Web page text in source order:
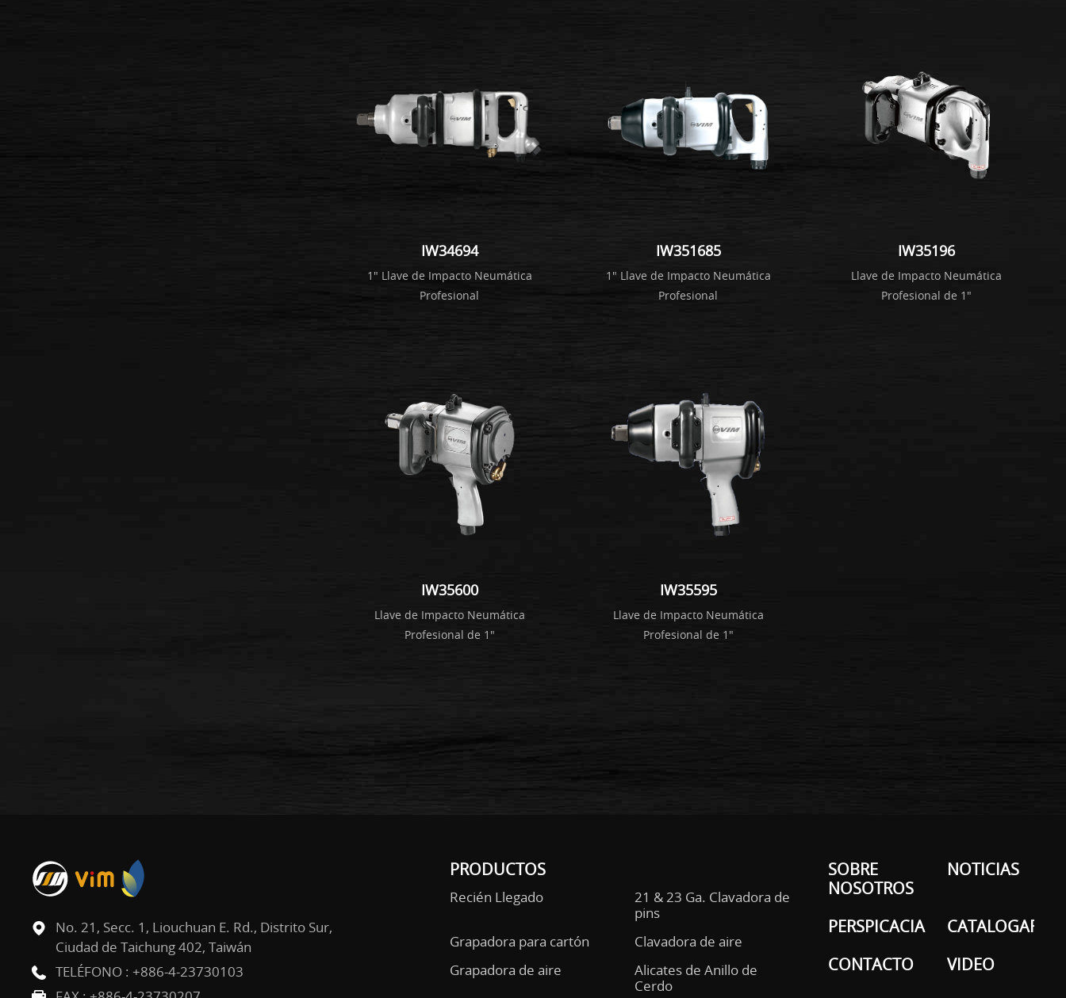
IW34694
1" Llave de Impacto Neumática
Profesional
IW351685
1" Llave de Impacto Neumática
Profesional
IW35196
Llave de Impacto Neumática
Profesional de 1"
IW35600
Llave de Impacto Neumática
Profesional de 1"
IW35595
Llave de Impacto Neumática
Profesional de 1"
PRODUCTOS
Recién Llegado
21 & 23 Ga. Clavadora de
pins
Grapadora para cartón
Clavadora de aire
Grapadora de aire
Alicates de Anillo de
Cerdo
SOBRE
NOSOTROS
NOTICIAS
PERSPICACIA
CATALOGAR
CONTACTO
VIDEO
No. 21, Secc. 1, Liouchuan E. Rd., Distrito Sur,
Ciudad de Taichung 402, Taiwán
TELÉFONO : +886-4-23730103